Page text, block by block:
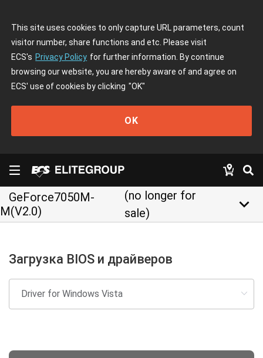
This site uses cookies to only capture URL parameters, count
visitor number, share functions and etc. Please visit
ECS's Privacy Policy for further information. By continue
browsing our website, you are hereby aware of and agree on
ECS' use of cookies by clicking "OK"
OK
GeForce7050M-
M(V2.0)
(no longer for
sale)
keyboard_arrow_down
Загрузка BIOS и драйверов